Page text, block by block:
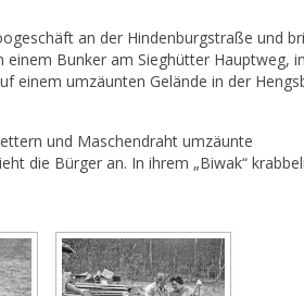
an der Hindenburgstraße und
Bunker am Sieghütter Hauptweg, in
einem umzäunten Gelände in der
und Maschendraht umzäunte
die Bürger an. In ihrem „Biwak“